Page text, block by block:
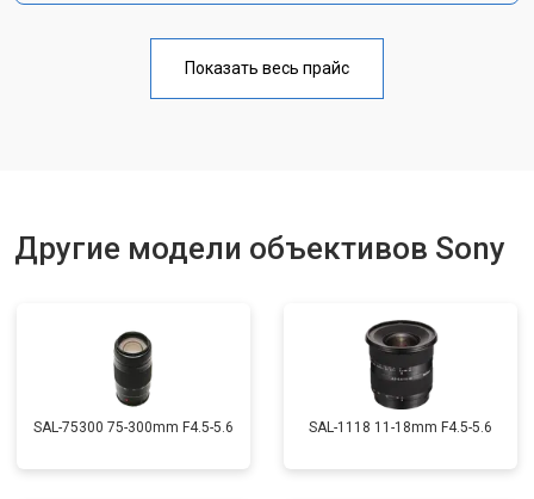
Показать весь прайс
Другие модели объективов Sony
SAL-75300 75-300mm F4.5-5.6 SAL-1118 11-18mm F4.5-5.6